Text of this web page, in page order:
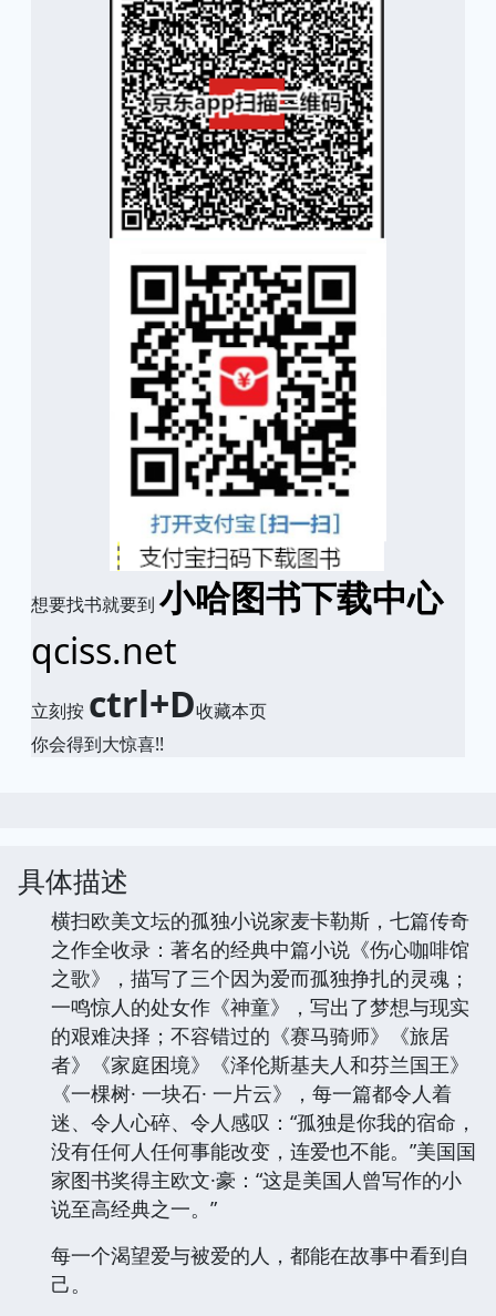
想要找书就要到 小哈图书下载中心
qciss.net
立刻按 ctrl+D收藏本页
你会得到大惊喜!!
具体描述
横扫欧美文坛的孤独小说家麦卡勒斯，七篇传奇
之作全收录：著名的经典中篇小说《伤心咖啡馆
之歌》，描写了三个因为爱而孤独挣扎的灵魂；
一鸣惊人的处女作《神童》，写出了梦想与现实
的艰难决择；不容错过的《赛马骑师》《旅居
者》《家庭困境》《泽伦斯基夫人和芬兰国王》
《一棵树· 一块石· 一片云》，每一篇都令人着
迷、令人心碎、令人感叹：“孤独是你我的宿命，
没有任何人任何事能改变，连爱也不能。”美国国
家图书奖得主欧文·豪：“这是美国人曾写作的小
说至高经典之一。”
每一个渴望爱与被爱的人，都能在故事中看到自
己。